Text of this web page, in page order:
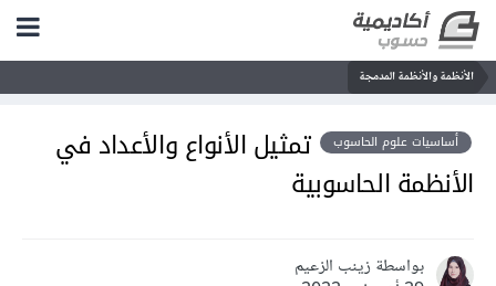
الأنظمة والأنظمة المدمجة
أساسيات علوم الحاسوب
تمثيل الأنواع والأعداد في
الأنظمة الحاسوبية
بواسطة زينب الزعيم